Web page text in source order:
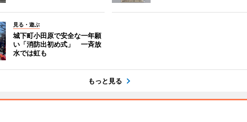
見る・遊ぶ
城下町小田原で安全な一年願
い「消防出初め式」 一斉放
水では虹も
もっと見る